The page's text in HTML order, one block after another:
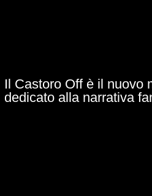
Il Castoro Off è il nuovo
dedicato alla narrativa